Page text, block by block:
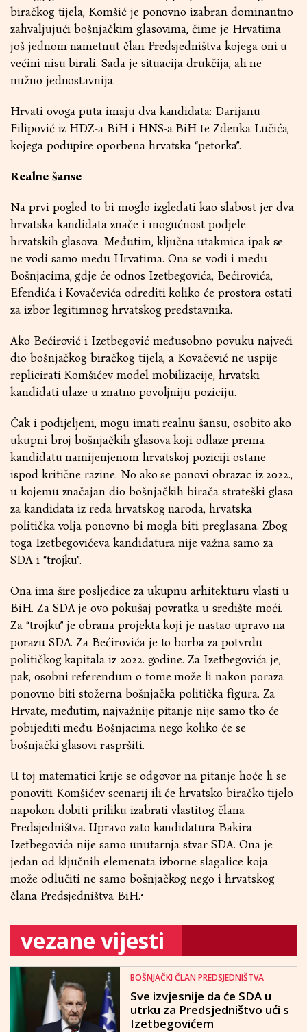
biračkog tijela, Komšić je ponovno izabran dominantno
zahvaljujući bošnjačkim glasovima, čime je Hrvatima
još jednom nametnut član Predsjedništva kojega oni u
većini nisu birali. Sada je situacija drukčija, ali ne
nužno jednostavnija.
Hrvati ovoga puta imaju dva kandidata: Darijanu
Filipović iz HDZ-a BiH i HNS-a BiH te Zdenka Lučića,
kojega podupire oporbena hrvatska “petorka”.
Realne šanse
Na prvi pogled to bi moglo izgledati kao slabost jer dva
hrvatska kandidata znače i mogućnost podjele
hrvatskih glasova. Međutim, ključna utakmica ipak se
ne vodi samo među Hrvatima. Ona se vodi i među
Bošnjacima, gdje će odnos Izetbegovića, Bećirovića,
Efendića i Kovačevića odrediti koliko će prostora ostati
za izbor legitimnog hrvatskog predstavnika.
Ako Bećirović i Izetbegović međusobno povuku najveći
dio bošnjačkog biračkog tijela, a Kovačević ne uspije
replicirati Komšićev model mobilizacije, hrvatski
kandidati ulaze u znatno povoljniju poziciju.
Čak i podijeljeni, mogu imati realnu šansu, osobito ako
ukupni broj bošnjačkih glasova koji odlaze prema
kandidatu namijenjenom hrvatskoj poziciji ostane
ispod kritične razine. No ako se ponovi obrazac iz 2022.,
u kojemu značajan dio bošnjačkih birača strateški glasa
za kandidata iz reda hrvatskog naroda, hrvatska
politička volja ponovno bi mogla biti preglasana. Zbog
toga Izetbegovićeva kandidatura nije važna samo za
SDA i “trojku”.
Ona ima šire posljedice za ukupnu arhitekturu vlasti u
BiH. Za SDA je ovo pokušaj povratka u središte moći.
Za “trojku” je obrana projekta koji je nastao upravo na
porazu SDA. Za Bećirovića je to borba za potvrdu
političkog kapitala iz 2022. godine. Za Izetbegovića je,
pak, osobni referendum o tome može li nakon poraza
ponovno biti stožerna bošnjačka politička figura. Za
Hrvate, međutim, najvažnije pitanje nije samo tko će
pobijediti među Bošnjacima nego koliko će se
bošnjački glasovi raspršiti.
U toj matematici krije se odgovor na pitanje hoće li se
ponoviti Komšićev scenarij ili će hrvatsko biračko tijelo
napokon dobiti priliku izabrati vlastitog člana
Predsjedništva. Upravo zato kandidatura Bakira
Izetbegovića nije samo unutarnja stvar SDA. Ona je
jedan od ključnih elemenata izborne slagalice koja
može odlučiti ne samo bošnjačkog nego i hrvatskog
člana Predsjedništva BiH.•
vezane vijesti
BOŠNJAČKI ČLAN PREDSJEDNIŠTVA
Sve izvjesnije da će SDA u
utrku za Predsjedništvo ući s
Izetbegovićem